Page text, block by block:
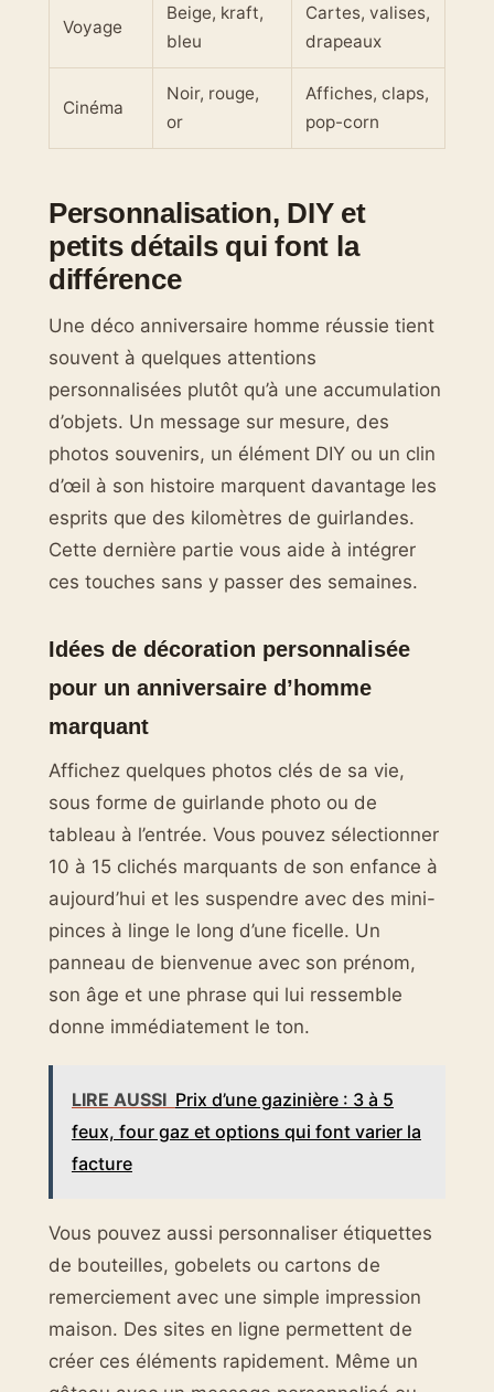
Voyage
Beige, kraft,
bleu
Cartes, valises,
drapeaux
Cinéma
Noir, rouge,
or
Affiches, claps,
pop-corn
Personnalisation, DIY et
petits détails qui font la
différence
Une déco anniversaire homme réussie tient
souvent à quelques attentions
personnalisées plutôt qu’à une accumulation
d’objets. Un message sur mesure, des
photos souvenirs, un élément DIY ou un clin
d’œil à son histoire marquent davantage les
esprits que des kilomètres de guirlandes.
Cette dernière partie vous aide à intégrer
ces touches sans y passer des semaines.
Idées de décoration personnalisée
pour un anniversaire d’homme
marquant
Affichez quelques photos clés de sa vie,
sous forme de guirlande photo ou de
tableau à l’entrée. Vous pouvez sélectionner
10 à 15 clichés marquants de son enfance à
aujourd’hui et les suspendre avec des mini-
pinces à linge le long d’une ficelle. Un
panneau de bienvenue avec son prénom,
son âge et une phrase qui lui ressemble
donne immédiatement le ton.
LIRE AUSSI Prix d’une gazinière : 3 à 5
feux, four gaz et options qui font varier la
facture
Vous pouvez aussi personnaliser étiquettes
de bouteilles, gobelets ou cartons de
remerciement avec une simple impression
maison. Des sites en ligne permettent de
créer ces éléments rapidement. Même un